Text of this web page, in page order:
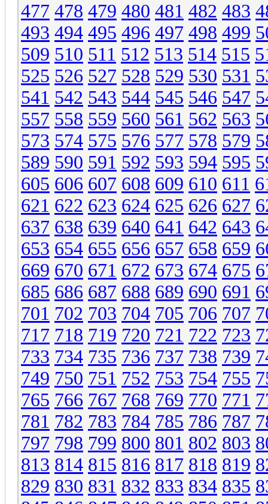
477 478 479 480 481 482 483
493 494 495 496 497 498 499
509 510 511 512 513 514 515
525 526 527 528 529 530 531
541 542 543 544 545 546 547
557 558 559 560 561 562 563
573 574 575 576 577 578 579
589 590 591 592 593 594 595
605 606 607 608 609 610 611
621 622 623 624 625 626 627
637 638 639 640 641 642 643
653 654 655 656 657 658 659
669 670 671 672 673 674 675
685 686 687 688 689 690 691
701 702 703 704 705 706 707
717 718 719 720 721 722 723
733 734 735 736 737 738 739
749 750 751 752 753 754 755
765 766 767 768 769 770 771
781 782 783 784 785 786 787
797 798 799 800 801 802 803
813 814 815 816 817 818 819
829 830 831 832 833 834 835